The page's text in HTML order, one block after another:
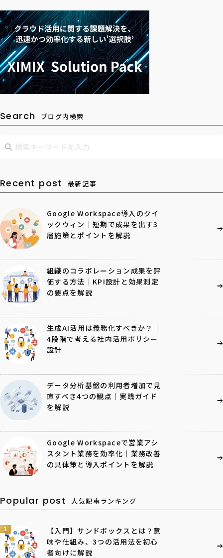
Search ブログ内検索
Recent post 最新記事
Google Workspace導入のクイ
ックウィン｜短期で成果を出す3
層施策とポイントを解説
組織のコラボレーション成果を評
価する方法｜KPI設計と効果測定
の要点を解説
生成AI活用は義務化すべきか？｜
4段階で考える社内活用ポリシー
設計
データ分析基盤の利用者増加で見
直すべき4つの観点｜実践ガイド
を解説
Google Workspaceで営業アシ
スタント業務を効率化｜業務改善
の具体策と導入ポイントを解説
Popular post 人気記事ランキング
1
【入門】サンドボックスとは？意
味や仕組み、3つの活用法を初心
者向けに解説